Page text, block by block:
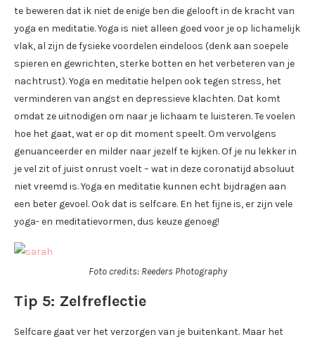
te beweren dat ik niet de enige ben die gelooft in de kracht van
yoga en meditatie. Yoga is niet alleen goed voor je op lichamelijk
vlak, al zijn de fysieke voordelen eindeloos (denk aan soepele
spieren en gewrichten, sterke botten en het verbeteren van je
nachtrust). Yoga en meditatie helpen ook tegen stress, het
verminderen van angst en depressieve klachten. Dat komt
omdat ze uitnodigen om naar je lichaam te luisteren. Te voelen
hoe het gaat, wat er op dit moment speelt. Om vervolgens
genuanceerder en milder naar jezelf te kijken. Of je nu lekker in
je vel zit of juist onrust voelt – wat in deze coronatijd absoluut
niet vreemd is. Yoga en meditatie kunnen echt bijdragen aan
een beter gevoel. Ook dat is selfcare. En het fijne is, er zijn vele
yoga- en meditatievormen, dus keuze genoeg!
Foto credits: Reeders Photography
Tip 5: Zelfreflectie
Selfcare gaat ver het verzorgen van je buitenkant. Maar het